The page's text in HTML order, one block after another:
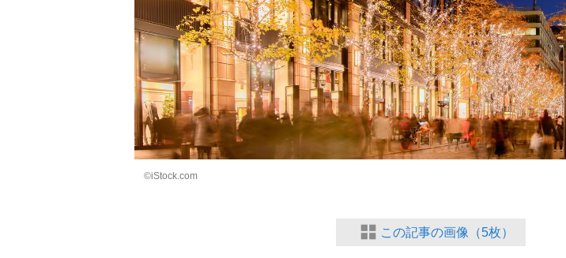
©iStock.com
この記事の画像（5枚）